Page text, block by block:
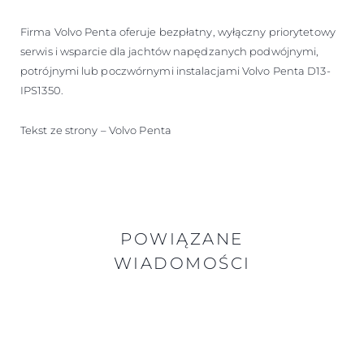
Firma Volvo Penta oferuje bezpłatny, wyłączny priorytetowy
serwis i wsparcie dla jachtów napędzanych podwójnymi,
potrójnymi lub poczwórnymi instalacjami Volvo Penta D13-
IPS1350.
Tekst ze strony – Volvo Penta
POWIĄZANE
WIADOMOŚCI